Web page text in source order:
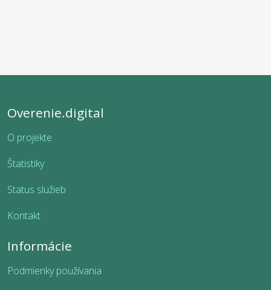
Overenie.digital
O projekte
Štatistiky
Status služieb
Kontakt
Informácie
Podmienky používania